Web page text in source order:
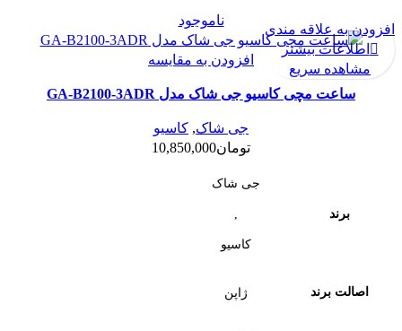
ناموجود
افزودن به مقایسه
ساعت مچی کاسیو جی شاک مدل GA-B2100-3ADR
جی شاک, کاسیو
تومان10,850,000
برند
جی شاک
کاسیو
اصالت برند ژاپن
افزودن به علاقه مندی
اطلاعات بیشتر
مشاهده سریع